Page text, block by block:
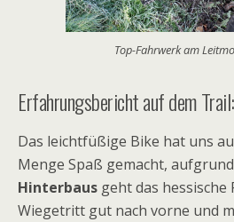
Top-Fahrwerk am
Erfahrungsbericht auf dem
Das leichtfüßige Bike hat uns
Menge Spaß gemacht,
Hinterbaus geht das hessische
Wiegetritt gut nach vorne und